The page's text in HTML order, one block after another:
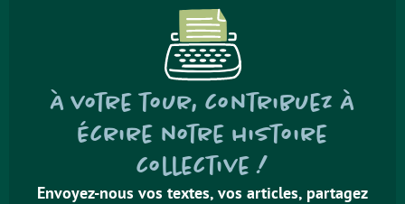
À votre tour, contribuez à
écrire notre histoire
collective !
Envoyez-nous vos textes, vos articles, partagez